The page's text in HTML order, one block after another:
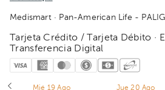
Medismart· Pan-American Life - PALIG
Tarjeta Crédito / Tarjeta Débito ·
Transferencia Digital
Mié 19 Ago Jue 20 Ago